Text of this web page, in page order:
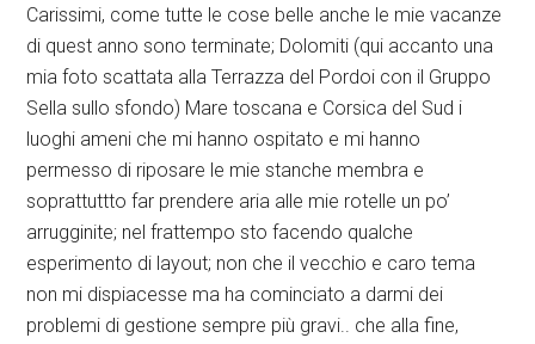
Carissimi, come tutte le cose belle anche le mie vacanze
di quest anno sono terminate; Dolomiti (qui accanto una
mia foto scattata alla Terrazza del Pordoi con il Gruppo
Sella sullo sfondo) Mare toscana e Corsica del Sud i
luoghi ameni che mi hanno ospitato e mi hanno
permesso di riposare le mie stanche membra e
soprattuttto far prendere aria alle mie rotelle un po’
arrugginite; nel frattempo sto facendo qualche
esperimento di layout; non che il vecchio e caro tema
non mi dispiacesse ma ha cominciato a darmi dei
problemi di gestione sempre più gravi.. che alla fine,